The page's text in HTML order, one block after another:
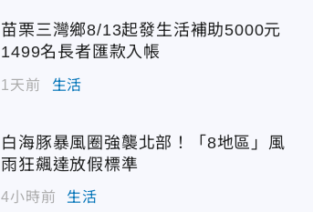
苗栗三灣鄉8/13起發生活補助5000元
1499名長者匯款入帳
1天前 生活
白海豚暴風圈強襲北部！「8地區」風
雨狂飆達放假標準
4小時前 生活